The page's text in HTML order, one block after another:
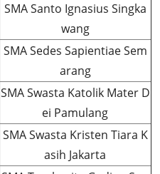
SMA Santo Ignasius Singka
wang
SMA Sedes Sapientiae Sem
arang
SMA Swasta Katolik Mater D
ei Pamulang
SMA Swasta Kristen Tiara K
asih Jakarta